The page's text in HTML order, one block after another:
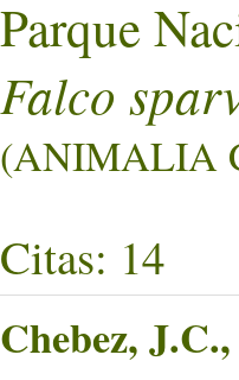
Parque
Falco
(ANIMALIA
Citas: 14
Chebez,